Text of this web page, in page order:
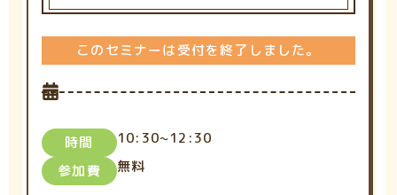
このセミナーは受付を終了しました。
時間
10:30~12:30
参加費
無料